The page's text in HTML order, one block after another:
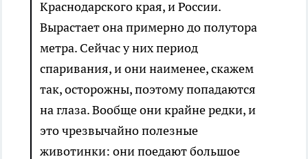
Краснодарского края, и России.
Вырастает она примерно до полутора
метра. Сейчас у них период
спаривания, и они наименее, скажем
так, осторожны, поэтому попадаются
на глаза. Вообще они крайне редки, и
это чрезвычайно полезные
животинки: они поедают большое